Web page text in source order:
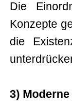
Die
Konzepte
die
3)